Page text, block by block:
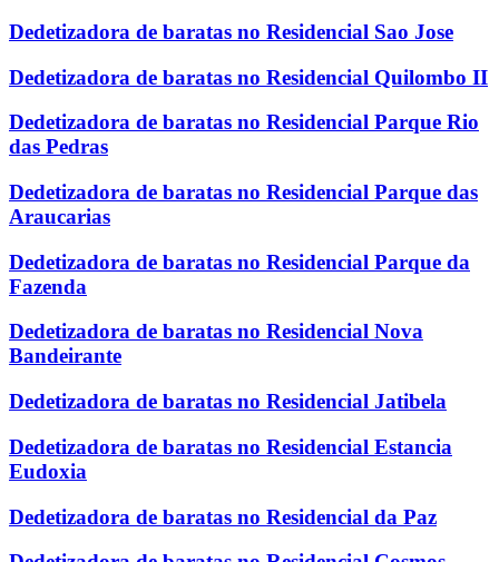
Dedetizadora de baratas no Residencial Sao Jose
Dedetizadora de baratas no Residencial Quilombo II
Dedetizadora de baratas no Residencial Parque Rio
das Pedras
Dedetizadora de baratas no Residencial Parque das
Araucarias
Dedetizadora de baratas no Residencial Parque da
Fazenda
Dedetizadora de baratas no Residencial Nova
Bandeirante
Dedetizadora de baratas no Residencial Jatibela
Dedetizadora de baratas no Residencial Estancia
Eudoxia
Dedetizadora de baratas no Residencial da Paz